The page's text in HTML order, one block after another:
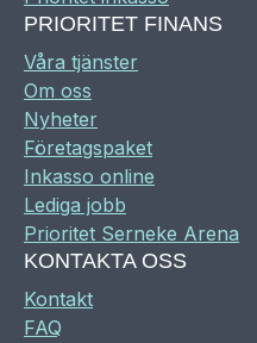
PRIORITET FINANS
Våra tjänster
Om oss
Nyheter
Företagspaket
Inkasso online
Lediga jobb
Prioritet Serneke Arena
KONTAKTA OSS
Kontakt
FAQ